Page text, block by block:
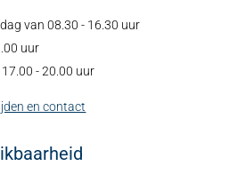
van 08.30 - 16.30 uur
uur
- 20.00 uur
en contact